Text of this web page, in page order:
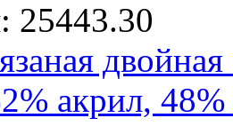
25443.30
акрил, 48%